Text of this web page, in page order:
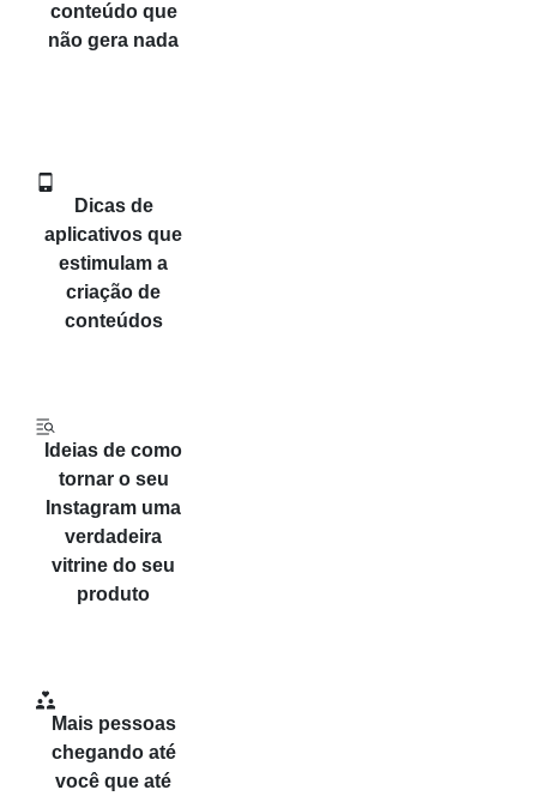
conteúdo que
não gera nada
Dicas de
aplicativos que
estimulam a
criação de
conteúdos
Ideias de como
tornar o seu
Instagram uma
verdadeira
vitrine do seu
produto
Mais pessoas
chegando até
você que até